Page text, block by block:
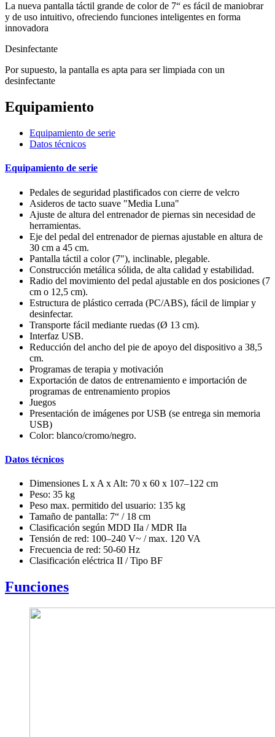
La nueva pantalla táctil grande de color de 7“ es fácil de maniobrar
y de uso intuitivo, ofreciendo funciones inteligentes en forma
innovadora
Desinfectante
Por supuesto, la pantalla es apta para ser limpiada con un
desinfectante
Equipamiento
Equipamiento de serie
Datos técnicos
Equipamiento de serie
Pedales de seguridad plastificados con cierre de velcro
Asideros de tacto suave "Media Luna"
Ajuste de altura del entrenador de piernas sin necesidad de
herramientas.
Eje del pedal del entrenador de piernas ajustable en altura de
30 cm a 45 cm.
Pantalla táctil a color (7"), inclinable, plegable.
Construcción metálica sólida, de alta calidad y estabilidad.
Radio del movimiento del pedal ajustable en dos posiciones (7
cm o 12,5 cm).
Estructura de plástico cerrada (PC/ABS), fácil de limpiar y
desinfectar.
Transporte fácil mediante ruedas (Ø 13 cm).
Interfaz USB.
Reducción del ancho del pie de apoyo del dispositivo a 38,5
cm.
Programas de terapia y motivación
Exportación de datos de entrenamiento e importación de
programas de entrenamiento propios
Juegos
Presentación de imágenes por USB (se entrega sin memoria
USB)
Color: blanco/cromo/negro.
Datos técnicos
Dimensiones L x A x Alt: 70 x 60 x 107–122 cm
Peso: 35 kg
Peso max. permitido del usuario: 135 kg
Tamaño de pantalla: 7“ / 18 cm
Clasificación según MDD IIa / MDR IIa
Tensión de red: 100–240 V~ / max. 120 VA
Frecuencia de red: 50-60 Hz
Clasificación eléctrica II / Tipo BF
Funciones